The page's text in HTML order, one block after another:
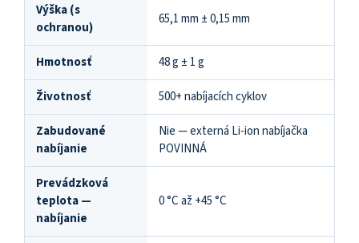
Výška (s
ochranou)
65,1 mm ± 0,15 mm
Hmotnosť 48 g ± 1 g
Životnosť 500+ nabíjacích cyklov
Zabudované
nabíjanie
Nie — externá Li-ion nabíjačka
POVINNÁ
Prevádzková
teplota —
nabíjanie
0 °C až +45 °C